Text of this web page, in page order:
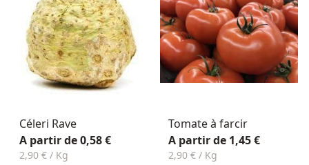
Céleri Rave
A partir de 0,58 €
2,90 € / Kg
Tomate à farcir
A partir de 1,45 €
2,90 € / Kg